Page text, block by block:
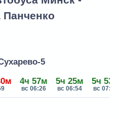
Панченко
5
4ч 57м
вс 06:26
5ч 25м
вс 06:54
5ч 53м
вс 07:22